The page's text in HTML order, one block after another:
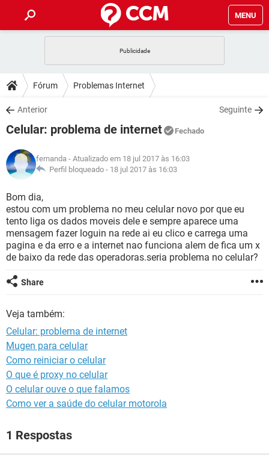
MENU
CELULAR FACEBOOK
OUTLOOK
INSTAGRAM GMAIL
GUIA DE COMPRAS
DICAS
JOGOS WHATSAPP
INSTAGRAM GMAIL
GUIA DE COMPRAS
DOWNLOADS
JOGOS WHATSAPP
CELULAR
OUTLOOK EXCEL
INSTAGRAM
GUIA DE COMPRAS
JOGOS WHATSAPP
CELULAR
OUTLOOK
INSTAGRAM GMAIL
GUIA DE COMPRAS
GLOSSÁRIO
JOGOS
CELULAR FACEBOOK
OUTLOOK EXCEL
INSTAGRAM GMAIL
GUIA DE COMPRAS
Fórum Problemas Internet
Anterior Seguinte
Celular: problema de internet Fechado
fernanda - Atualizado em 18 jul 2017 às 16:03
Perfil bloqueado - 18 jul 2017 às 16:03
Bom dia,
estou com um problema no meu celular novo por que eu
tento liga os dados moveis dele e sempre aparece uma
mensagem fazer loguin na rede ai eu clico e carrega uma
pagina e da erro e a internet nao funciona alem de fica um x
de baixo da rede das operadoras.seria problema no celular?
Share
Veja também:
Celular: problema de internet
Mugen para celular
Como reiniciar o celular
O que é proxy no celular
O celular ouve o que falamos
Como ver a saúde do celular motorola
1 Respostas